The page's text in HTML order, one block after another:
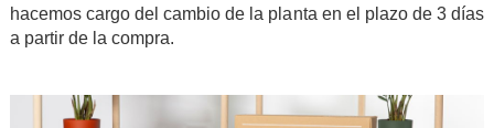
hacemos cargo del cambio de la planta en el plazo de 3 días
a partir de la compra.